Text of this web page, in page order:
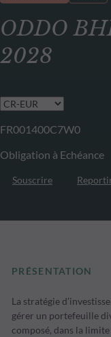
ODDO
2028
FR001400C7W0
Obligation à Echéance
Souscrire
PRÉSENTATION
La stratégie
gérer un portefeuille
composé, dans la